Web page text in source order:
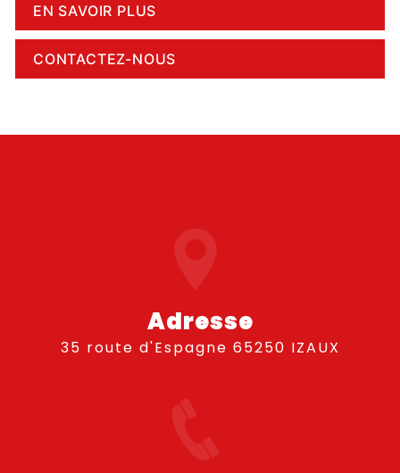
EN SAVOIR PLUS
CONTACTEZ-NOUS
Adresse
35 route d'Espagne 65250 IZAUX